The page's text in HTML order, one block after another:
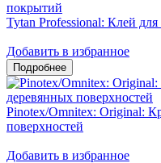
Tytan Professional: Клей
Добавить в избранное
Pinotex/Omnitex: Original:
поверхностей
Добавить в избранное